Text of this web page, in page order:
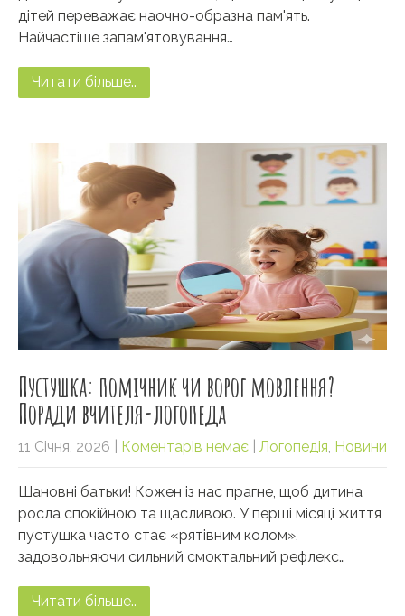
дітей переважає наочно-образна пам'ять.
Найчастіше запам'ятовування…
Читати більше..
Пустушка: помічник чи ворог мовлення?
Поради вчителя-логопеда
11 Січня, 2026 Коментарів немає Логопедія, Новини
Шановні батьки! Кожен із нас прагне, щоб дитина
росла спокійною та щасливою. У перші місяці життя
пустушка часто стає «рятівним колом»,
задовольняючи сильний смоктальний рефлекс…
Читати більше..